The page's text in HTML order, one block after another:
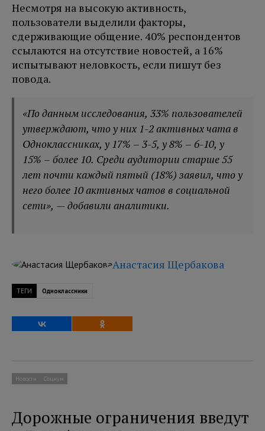
Несмотря на высокую активность,
пользователи выделили факторы,
сдерживающие общение. 40% респондентов
ссылаются на отсутствие новостей, а 16%
испытывают неловкость, если пишут без
повода.
«По данным исследования, 33% пользователей
утверждают, что у них 1-2 активных чата в
Одноклассниках, у 17% – 3-5, у 8% – 6-10, у
15% – более 10. Среди аудитории старше 55
лет почти каждый пятый (18%) заявил, что у
него более 10 активных чатов в социальной
сети», — добавили аналитики.
Анастасия Щербакова
ТЕГИ Одноклассники
Новости Социум
Дорожные ограничения введут